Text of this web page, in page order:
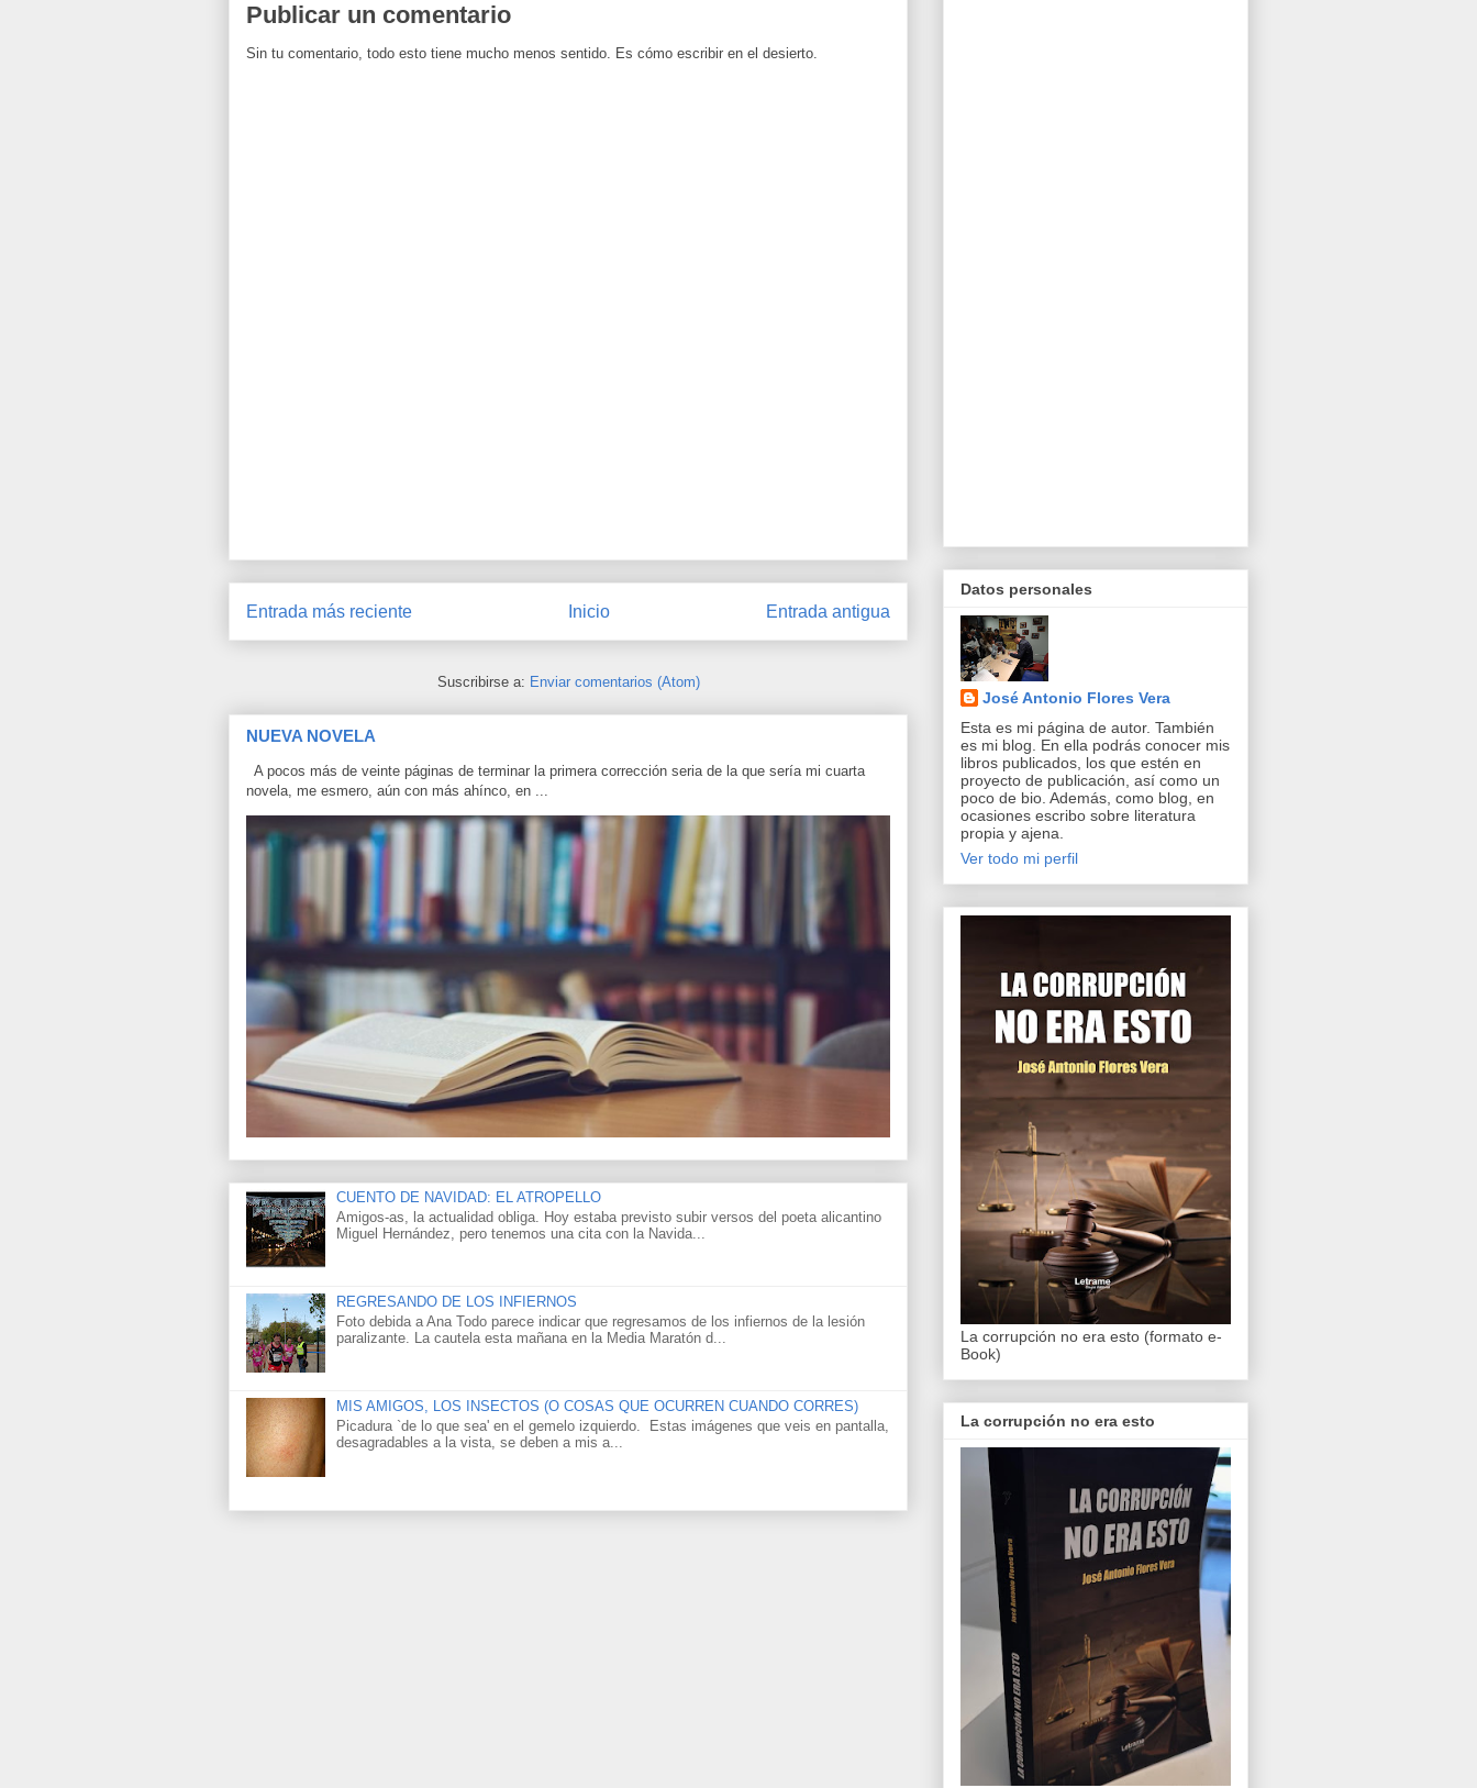
Publicar un comentario
Sin tu comentario, todo esto tiene mucho menos sentido. Es cómo escribir en el desierto.
Entrada más reciente Entrada antigua
Inicio
Suscribirse a: Enviar comentarios (Atom)
NUEVA NOVELA
A pocos más de veinte páginas de terminar la primera corrección seria de la que sería mi cuarta
novela, me esmero, aún con más ahínco, en ...
CUENTO DE NAVIDAD: EL ATROPELLO
Amigos-as, la actualidad obliga. Hoy estaba previsto subir versos del poeta alicantino
Miguel Hernández, pero tenemos una cita con la Navida...
REGRESANDO DE LOS INFIERNOS
Foto debida a Ana Todo parece indicar que regresamos de los infiernos de la lesión
paralizante. La cautela esta mañana en la Media Maratón d...
MIS AMIGOS, LOS INSECTOS (O COSAS QUE OCURREN CUANDO CORRES)
Picadura `de lo que sea' en el gemelo izquierdo. Estas imágenes que veis en pantalla,
desagradables a la vista, se deben a mis a...
Datos personales
José Antonio Flores Vera
Esta es mi página de autor. También
es mi blog. En ella podrás conocer mis
libros publicados, los que estén en
proyecto de publicación, así como un
poco de bio. Además, como blog, en
ocasiones escribo sobre literatura
propia y ajena.
Ver todo mi perfil
La corrupción no era esto (formato e-
Book)
La corrupción no era esto